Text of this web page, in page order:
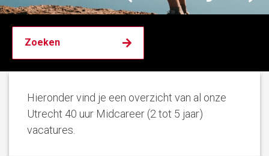
Hieronder vind je een overzicht van al onze
Utrecht 40 uur Midcareer (2 tot 5 jaar)
vacatures.